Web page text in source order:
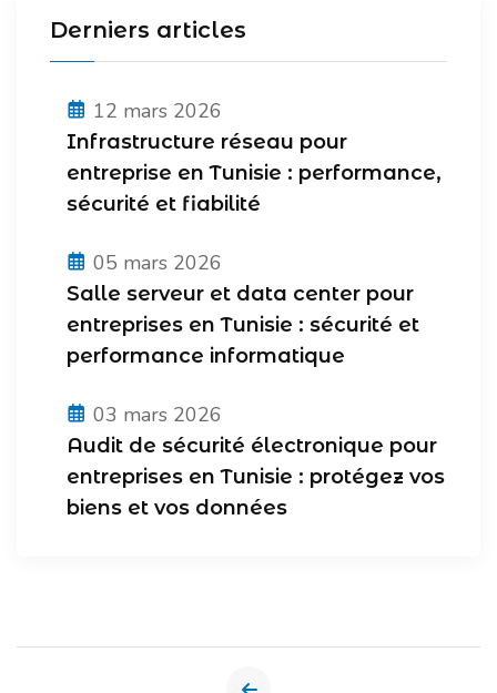
Derniers articles
12 mars 2026
Infrastructure réseau pour
entreprise en Tunisie : performance,
sécurité et fiabilité
05 mars 2026
Salle serveur et data center pour
entreprises en Tunisie : sécurité et
performance informatique
03 mars 2026
Audit de sécurité électronique pour
entreprises en Tunisie : protégez vos
biens et vos données